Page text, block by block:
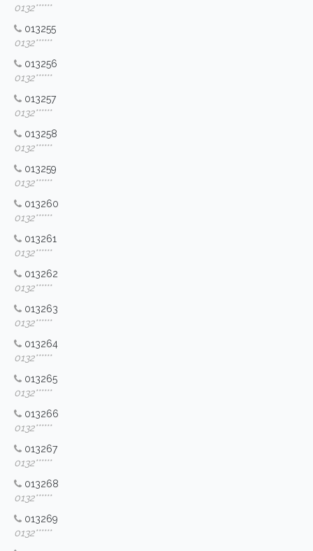
0132******
013255
0132******
013256
0132******
013257
0132******
013258
0132******
013259
0132******
013260
0132******
013261
0132******
013262
0132******
013263
0132******
013264
0132******
013265
0132******
013266
0132******
013267
0132******
013268
0132******
013269
0132******